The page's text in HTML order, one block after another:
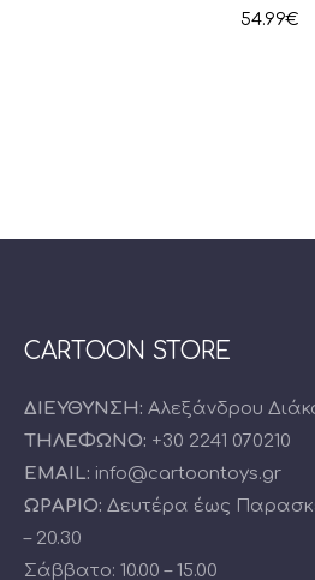
54.99€
CARTOON STORE
ΔΙΕΥΘΥΝΣΗ: Αλεξάνδρου
ΤΗΛΕΦΩΝΟ: +30 2241 070210
EMAIL: info@cartoontoys.gr
ΩΡΑΡΙΟ: Δευτέρα έως
– 20.30
Σάββατο: 10.00 – 15.00